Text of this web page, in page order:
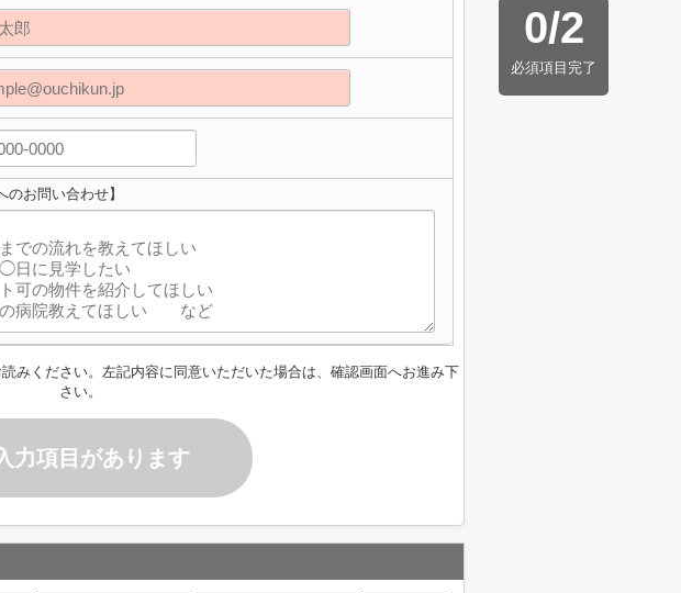
0/2
必須項目完了
のお問い合わせ】
みください。左記内容に同意いただいた場合は、確認画面へお進み下
さい。
力項目があります